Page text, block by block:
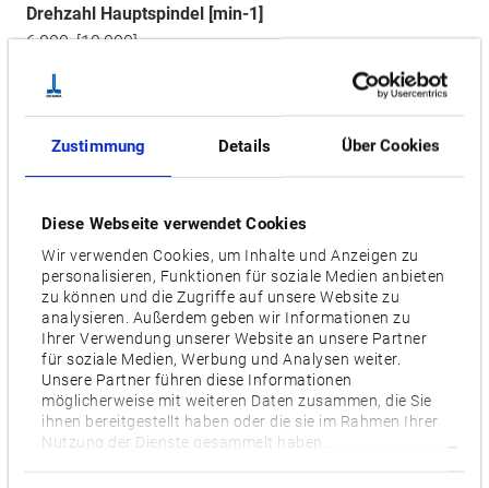
Zustimmung Details Über Cookies
Diese Webseite verwendet Cookies
Wir verwenden Cookies, um Inhalte und Anzeigen zu
personalisieren, Funktionen für soziale Medien anbieten
zu können und die Zugriffe auf unsere Website zu
analysieren. Außerdem geben wir Informationen zu
Ihrer Verwendung unserer Website an unsere Partner
für soziale Medien, Werbung und Analysen weiter.
Unsere Partner führen diese Informationen
möglicherweise mit weiteren Daten zusammen, die Sie
ihnen bereitgestellt haben oder die sie im Rahmen Ihrer
Nutzung der Dienste gesammelt haben.
Drehzahl Hauptspindel [min-1]
6,000, [10,000]
Achsenverfahrweg [mm]
X: 1,850 / Y: 1,300 / Z: 1,000
Motor [kW]
22/18.5
Optionen
APC (Automatischer Palettenwechsler)
Videos / Downloads